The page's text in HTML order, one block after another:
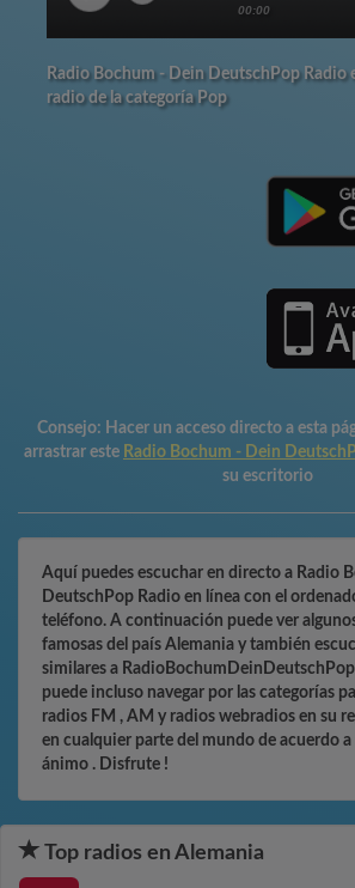
00:00
Radio Bochum - Dein DeutschPop Radio
radio de la categoría Pop
Consejo: Hacer un acceso directo a esta
arrastrar este Radio Bochum - Dein
su escritorio
Aquí puedes escuchar en directo a Radio
DeutschPop Radio en línea con el
teléfono. A continuación puede ver
famosas del país Alemania y también
similares a
puede incluso navegar por las categorías
radios FM , AM y radios webradios en su
en cualquier parte del mundo de acuerdo a
ánimo . Disfrute !
Top radios en Alemania